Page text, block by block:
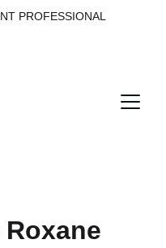
PROFESSIONAL